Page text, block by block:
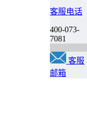
客服电话
400-073-
7081
客服
邮箱